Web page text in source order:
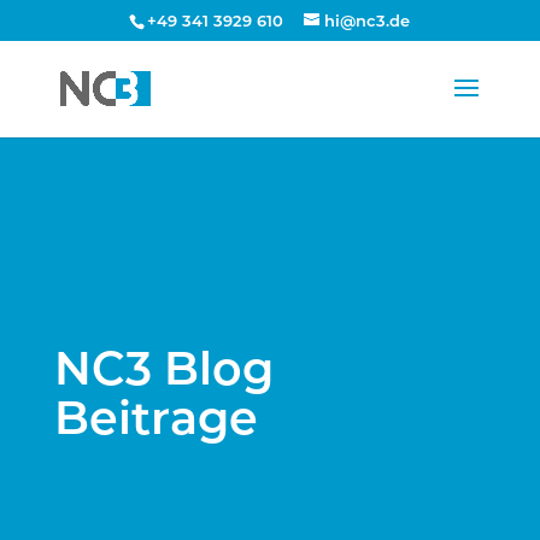
+49 341 3929 610 hi@nc3.de
NC3 Blog
Beitrage